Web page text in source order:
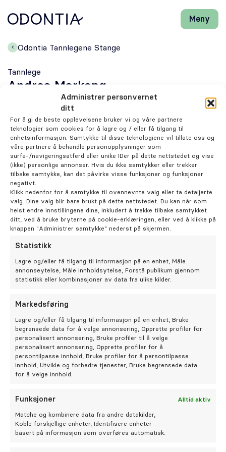
Administrer personvernet
ditt
For å gi de beste opplevelsene bruker vi og våre partnere
teknologier som cookies for å lagre og / eller få tilgang til
enhetsinformasjon. Samtykke til disse teknologiene vil tillate oss og
våre partnere å behandle personopplysninger som
surfe-/navigeringsatferd eller unike IDer på dette nettstedet og vise
(ikke) personlige annonser. Hvis du ikke samtykker eller trekker
tilbake samtykke, kan det påvirke visse funksjoner og funksjoner
negativt.
Klikk nedenfor for å samtykke til ovennevnte valg eller ta detaljerte
valg. Dine valg blir bare brukt på dette nettstedet. Du kan når som
helst endre innstillingene dine, inkludert å trekke tilbake samtykket
ditt, ved å bruke bryterne på cookie-erklæringen, eller ved å klikke på
knappen "Administrer samtykke" nederst på skjermen.
Statistikk
Lagre og/eller få tilgang til informasjon på en enhet, Måle
annonseytelse, Måle innholdsytelse, Forstå publikum gjennom
statistikk eller kombinasjoner av data fra ulike kilder.
Markedsføring
Lagre og/eller få tilgang til informasjon på en enhet, Bruke
begrensede data for å velge annonsering, Opprette profiler for
personalisert annonsering, Bruke profiler til å velge
personalisert annonsering, Opprette profiler for å
persontilpasse innhold, Bruke profiler for å persontilpasse
innhold, Utvikle og forbedre tjenester, Bruke begrensede data
for å velge innhold.
Funksjoner Alltid aktiv
Matche og kombinere data fra andre datakilder,
Koble forskjellige enheter, Identifisere enheter
basert på informasjon som overføres automatisk.
page
Meny
Lukk
Henviser
Periodonti
Endodonti
Kjeveortopedi
Oral kirurgi
Oral protetikk
Om oss
Stilling ledig
Om Odontia Tannlegene
Selge tannlegepraksis?
Kontakt oss
Odontia Tannlegene Stange
Tannlege
Andrea Markeng
Om behandlingen
På tide med en tannlegetime?
Hos tannlege Andrea Markeng blir du godt
ivaretatt.
Bestill time hos Andrea